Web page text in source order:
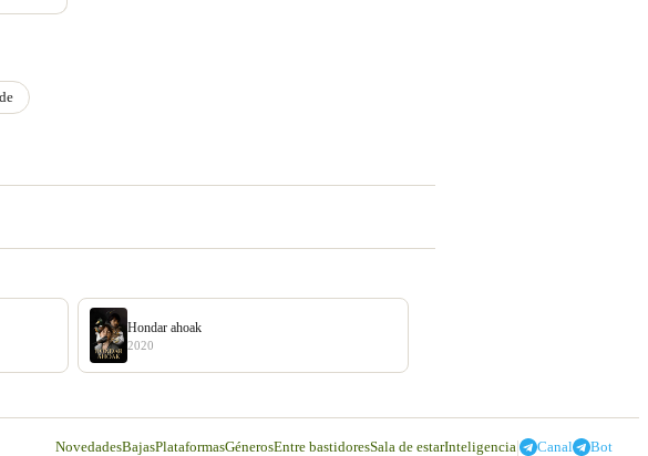
Hondar ahoak
2020
NovedadesBajasPlataformasGénerosEntre bastidoresSala de estarInteligencia| Canal Bot